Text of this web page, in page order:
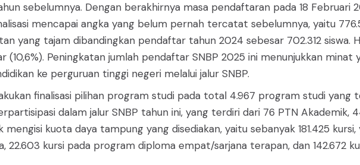
sebelumnya. Dengan berakhirnya masa pendaftaran pada 18 Februari
mencapai angka yang belum pernah tercatat sebelumnya, yaitu
yang tajam dibandingkan pendaftar tahun 2024 sebesar 702.312 siswa.
Peningkatan jumlah pendaftar SNBP 2025 ini menunjukkan minat
ke perguruan tinggi negeri melalui jalur SNBP.
finalisasi pilihan program studi pada total 4.967 program studi yang
dalam jalur SNBP tahun ini, yang terdiri dari 76 PTN Akademik,
kuota daya tampung yang disediakan, yaitu sebanyak 181.425
22.603 kursi pada program diploma empat/sarjana terapan, dan 142.672